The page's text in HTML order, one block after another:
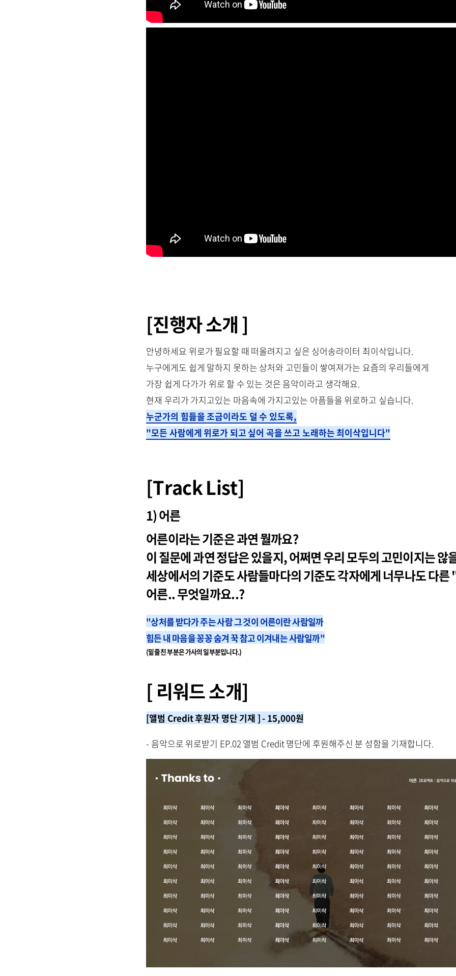
[진행자 소개 ]
안녕하세요 위로가 필요할 때 떠올려지고 싶은 싱어송라이터 최이삭입니다.
누구에게도 쉽게 말하지 못하는 상처와 고민들이 쌓여져가는 요즘의 우리들에게
가장 쉽게 다가가 위로 할 수 있는 것은 음악이라고 생각해요.
현재 우리가 가지고있는 마음속에 가지고있는 아픔들을 위로하고 싶습니다.
누군가의 힘듦을 조금이라도 덜 수 있도록,
"모든 사람에게 위로가 되고 싶어 곡을 쓰고 노래하는 최이삭입니다"
[Track List]
1) 어른
어른이라는 기준은 과연 뭘까요?
이 질문에 과연 정답은 있을지, 어쩌면 우리 모두의 고민이지는 않
세상에서의 기준도 사람들마다의 기준도 각자에게 너무나도 다
어른.. 무엇일까요..?
"상처를 받다가 주는 사람 그 것이 어른이란 사람일까
힘든 내 마음을 꽁꽁 숨겨 꾹 참고 이겨내는 사람일까"
(밑줄 친 부분은 가사의 일부분입니다.)
[ 리워드 소개]
[앨범 Credit 후원자 명단 기재 ] - 15,000원
- 음악으로 위로받기 EP.02 앨범 Credit 명단에 후원해주신 분 성함을 기재합니다.